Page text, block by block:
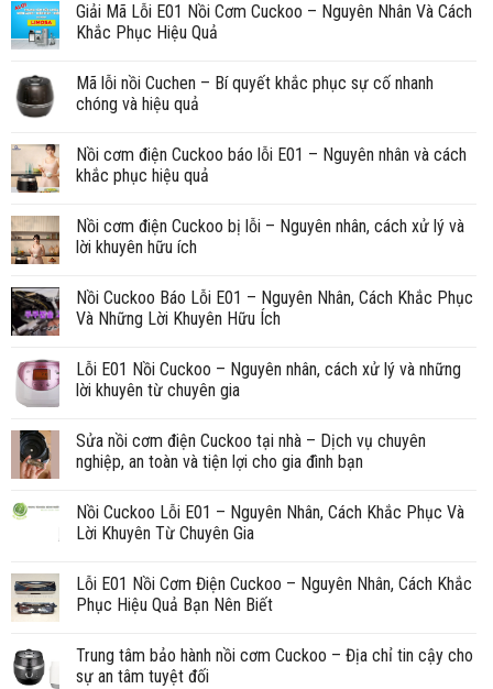
Giải Mã Lỗi E01 Nồi Cơm Cuckoo – Nguyên Nhân Và Cách
Khắc Phục Hiệu Quả
Mã lỗi nồi Cuchen – Bí quyết khắc phục sự cố nhanh
chóng và hiệu quả
Nồi cơm điện Cuckoo báo lỗi E01 – Nguyên nhân và cách
khắc phục hiệu quả
Nồi cơm điện Cuckoo bị lỗi – Nguyên nhân, cách xử lý và
lời khuyên hữu ích
Nồi Cuckoo Báo Lỗi E01 – Nguyên Nhân, Cách Khắc Phục
Và Những Lời Khuyên Hữu Ích
Lỗi E01 Nồi Cuckoo – Nguyên nhân, cách xử lý và những
lời khuyên từ chuyên gia
Sửa nồi cơm điện Cuckoo tại nhà – Dịch vụ chuyên
nghiệp, an toàn và tiện lợi cho gia đình bạn
Nồi Cuckoo Lỗi E01 – Nguyên Nhân, Cách Khắc Phục Và
Lời Khuyên Từ Chuyên Gia
Lỗi E01 Nồi Cơm Điện Cuckoo – Nguyên Nhân, Cách Khắc
Phục Hiệu Quả Bạn Nên Biết
Trung tâm bảo hành nồi cơm Cuckoo – Địa chỉ tin cậy cho
sự an tâm tuyệt đối